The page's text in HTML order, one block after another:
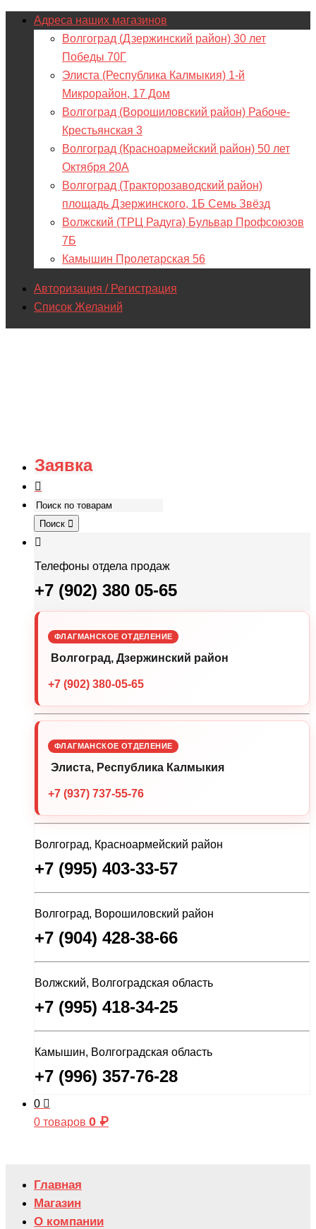
Адреса наших магазинов
Волгоград (Дзержинский район) 30 лет
Победы 70Г
Элиста (Республика Калмыкия) 1-й
Микрорайон, 17 Дом
Волгоград (Ворошиловский район) Рабоче-
Крестьянская 3
Волгоград (Красноармейский район) 50 лет
Октября 20А
Волгоград (Тракторозаводский район)
площадь Дзержинского, 1Б Семь Звёзд
Волжский (ТРЦ Радуга) Бульвар Профсоюзов
7Б
Камышин Пролетарская 56
Авторизация / Регистрация
Список Желаний
Заявка
Поиск
Телефоны отдела продаж
+7 (902) 380 05-65
ФЛАГМАНСКОЕ ОТДЕЛЕНИЕ
Волгоград, Дзержинский район
+7 (902) 380-05-65
ФЛАГМАНСКОЕ ОТДЕЛЕНИЕ
Элиста, Республика Калмыкия
+7 (937) 737-55-76
Волгоград, Красноармейский район
+7 (995) 403-33-57
Волгоград, Ворошиловский район
+7 (904) 428-38-66
Волжский, Волгоградская область
+7 (995) 418-34-25
Камышин, Волгоградская область
+7 (996) 357-76-28
0
0 товаров 0 ₽
Главная
Магазин
О компании